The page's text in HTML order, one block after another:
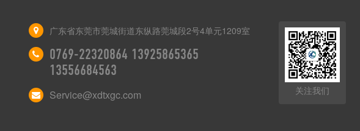
广东省东莞市莞城街道东纵路莞城段2号4单元1209室
0769-22320864 13925865365
13556684563
Service@xdtxgc.com 关注我们